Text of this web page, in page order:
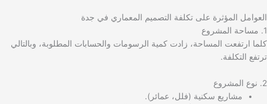
العوامل المؤثرة على تكلفة التصميم المعماري في جدة
1. مساحة المشروع
كلما ارتفعت المساحة، زادت كمية الرسومات والحسابات المطلوبة، وبالتالي
ترتفع التكلفة.
2. نوع المشروع
مشاريع سكنية (فلل، عمائر).